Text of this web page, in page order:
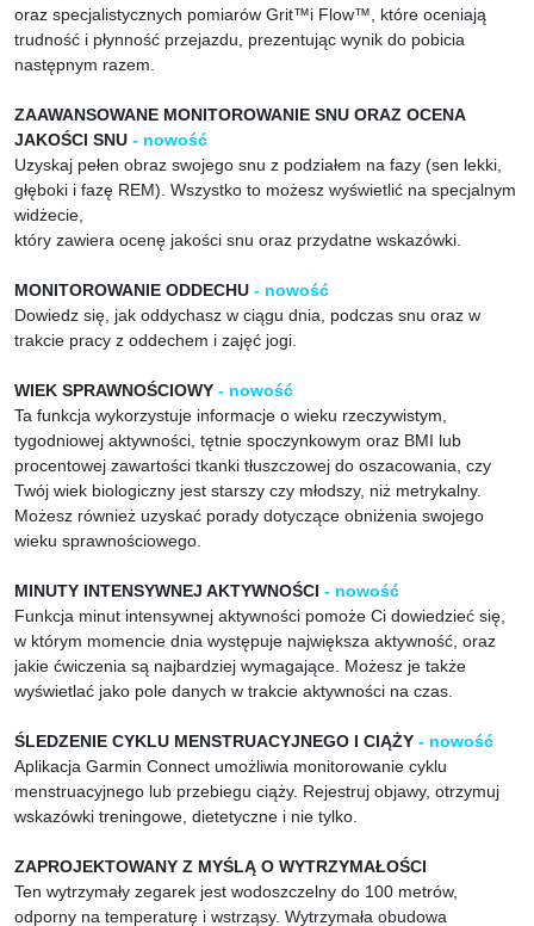
oraz specjalistycznych pomiarów Grit™i Flow™, które oceniają
trudność i płynność przejazdu, prezentując wynik do pobicia
następnym razem.
ZAAWANSOWANE MONITOROWANIE SNU ORAZ OCENA
JAKOŚCI SNU - nowość
Uzyskaj pełen obraz swojego snu z podziałem na fazy (sen lekki,
głęboki i fazę REM). Wszystko to możesz wyświetlić na specjalnym
widżecie,
który zawiera ocenę jakości snu oraz przydatne wskazówki.
MONITOROWANIE ODDECHU - nowość
Dowiedz się, jak oddychasz w ciągu dnia, podczas snu oraz w
trakcie pracy z oddechem i zajęć jogi.
WIEK SPRAWNOŚCIOWY - nowość
Ta funkcja wykorzystuje informacje o wieku rzeczywistym,
tygodniowej aktywności, tętnie spoczynkowym oraz BMI lub
procentowej zawartości tkanki tłuszczowej do oszacowania, czy
Twój wiek biologiczny jest starszy czy młodszy, niż metrykalny.
Możesz również uzyskać porady dotyczące obniżenia swojego
wieku sprawnościowego.
MINUTY INTENSYWNEJ AKTYWNOŚCI - nowość
Funkcja minut intensywnej aktywności pomoże Ci dowiedzieć się,
w którym momencie dnia występuje największa aktywność, oraz
jakie ćwiczenia są najbardziej wymagające. Możesz je także
wyświetlać jako pole danych w trakcie aktywności na czas.
ŚLEDZENIE CYKLU MENSTRUACYJNEGO I CIĄŻY - nowość
Aplikacja Garmin Connect umożliwia monitorowanie cyklu
menstruacyjnego lub przebiegu ciąży. Rejestruj objawy, otrzymuj
wskazówki treningowe, dietetyczne i nie tylko.
ZAPROJEKTOWANY Z MYŚLĄ O WYTRZYMAŁOŚCI
Ten wytrzymały zegarek jest wodoszczelny do 100 metrów,
odporny na temperaturę i wstrząsy. Wytrzymała obudowa